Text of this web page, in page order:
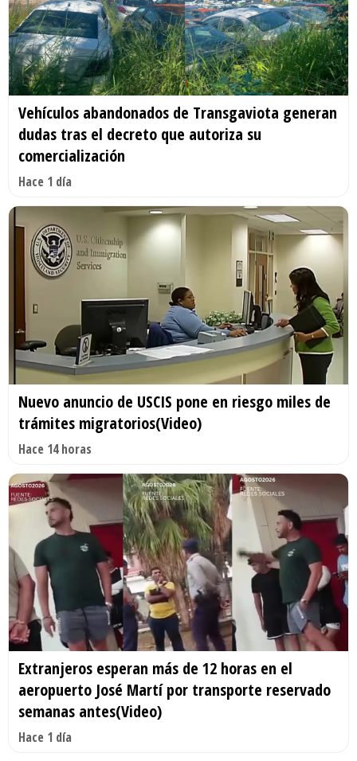
Vehículos abandonados de Transgaviota generan
dudas tras el decreto que autoriza su
comercialización
Hace 1 día
Nuevo anuncio de USCIS pone en riesgo miles de
trámites migratorios(Video)
Hace 14 horas
Extranjeros esperan más de 12 horas en el
aeropuerto José Martí por transporte reservado
semanas antes(Video)
Hace 1 día